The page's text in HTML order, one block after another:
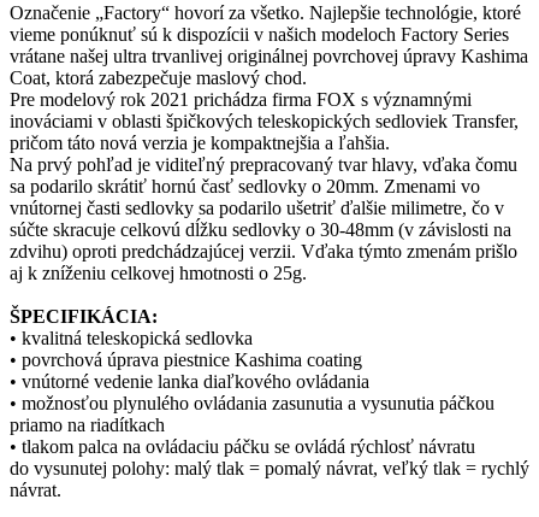
Označenie „Factory“ hovorí za všetko. Najlepšie technológie, ktoré
vieme ponúknuť sú k dispozícii v našich modeloch Factory Series
vrátane našej ultra trvanlivej originálnej povrchovej úpravy Kashima
Coat, ktorá zabezpečuje maslový chod.
Pre modelový rok 2021 prichádza firma FOX s významnými
inováciami v oblasti špičkových teleskopických sedloviek Transfer,
pričom táto nová verzia je kompaktnejšia a ľahšia.
Na prvý pohľad je viditeľný prepracovaný tvar hlavy, vďaka čomu
sa podarilo skrátiť hornú časť sedlovky o 20mm. Zmenami vo
vnútornej časti sedlovky sa podarilo ušetriť ďalšie milimetre, čo v
súčte skracuje celkovú dĺžku sedlovky o 30-48mm (v závislosti na
zdvihu) oproti predchádzajúcej verzii. Vďaka týmto zmenám prišlo
aj k zníženiu celkovej hmotnosti o 25g.
ŠPECIFIKÁCIA:
• kvalitná teleskopická sedlovka
• povrchová úprava piestnice Kashima coating
• vnútorné vedenie lanka diaľkového ovládania
• možnosťou plynulého ovládania zasunutia a vysunutia páčkou
priamo na riadítkach
• tlakom palca na ovládaciu páčku se ovládá rýchlosť návratu
do vysunutej polohy: malý tlak = pomalý návrat, veľký tlak = rychlý
návrat.